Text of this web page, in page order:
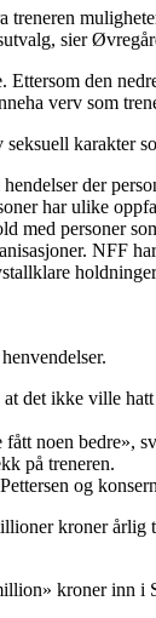
sier
den
verv som
karakter
der
har ulike
personer
NFF
det ikke ville
noen bedre»,
på treneren.
og
kroner
kroner inn i